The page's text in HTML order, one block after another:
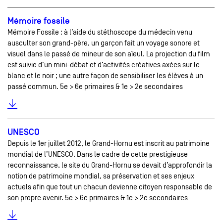
Mémoire fossile
Mémoire Fossile : à l’aide du stéthoscope du médecin venu
ausculter son grand-père, un garçon fait un voyage sonore et
visuel dans le passé de mineur de son aïeul. La projection du film
est suivie d’un mini-débat et d’activités créatives axées sur le
blanc et le noir ; une autre façon de sensibiliser les élèves à un
passé commun. 5e > 6e primaires & 1e > 2e secondaires
UNESCO
Depuis le 1er juillet 2012, le Grand-Hornu est inscrit au patrimoine
mondial de l’UNESCO. Dans le cadre de cette prestigieuse
reconnaissance, le site du Grand-Hornu se devait d’approfondir la
notion de patrimoine mondial, sa préservation et ses enjeux
actuels afin que tout un chacun devienne citoyen responsable de
son propre avenir. 5e > 6e primaires & 1e > 2e secondaires